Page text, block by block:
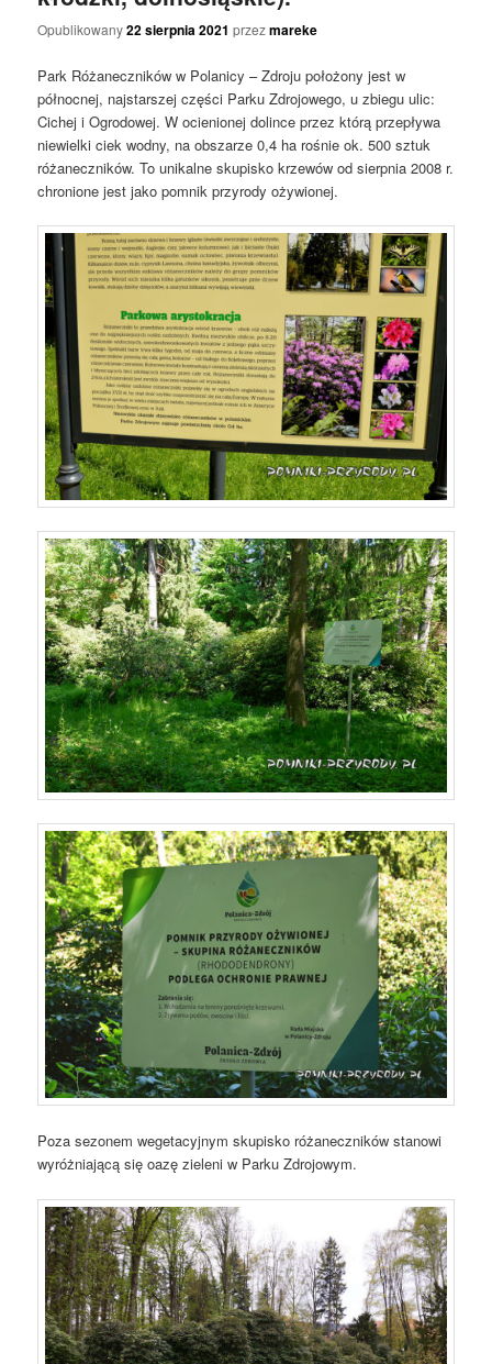
Opublikowany22 sierpnia 2021 przezmareke
Park Różaneczników w Polanicy – Zdroju położony jest w
północnej, najstarszej części Parku Zdrojowego, u zbiegu ulic:
Cichej i Ogrodowej. W ocienionej dolince przez którą przepływa
niewielki ciek wodny, na obszarze 0,4 ha rośnie ok. 500 sztuk
różaneczników. To unikalne skupisko krzewów od sierpnia 2008 r.
chronione jest jako pomnik przyrody ożywionej.
Poza sezonem wegetacyjnym skupisko różaneczników stanowi
wyróżniającą się oazę zieleni w Parku Zdrojowym.